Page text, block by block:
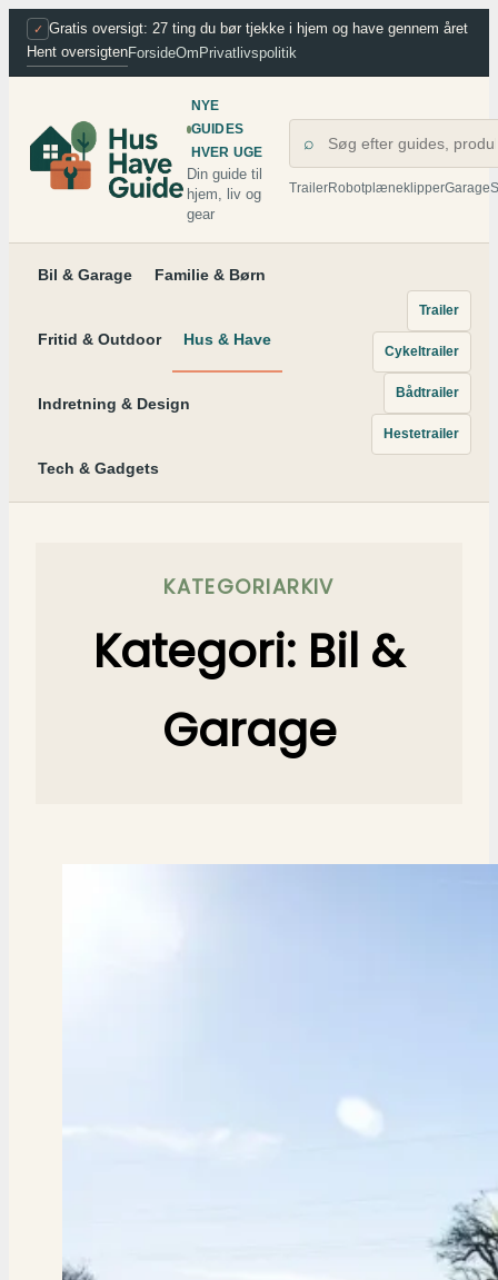
Spring
✓ Gratis oversigt: 27 ting du bør tjekke i hjem og have gennem året
Hent oversigtenForsideOm Privatlivspolitik
NYE
GUIDES
HVER UGE
Din guide til
hjem, liv og
gear
⌕
TrailerRobotplæneklipperGarage
Bil & Garage Familie & Børn
Fritid & Outdoor Hus & Have
Indretning & Design
Tech & Gadgets
Trailer
Cykeltrailer
Bådtrailer
Hestetrailer
KATEGORIARKIV
Kategori: Bil &
Garage